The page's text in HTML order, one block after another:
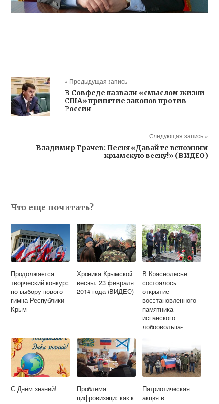
« Предыдущая запись
В Совфеде назвали «смыслом жизни
США» принятие законов против
России
Следующая запись »
Владимир Грачев: Песня «Давайте вспомним
крымскую весну!» (ВИДЕО)
Что еще почитать?
Продолжается
творческий конкурс
по выбору нового
гимна Республики
Крым
Хроника Крымской
весны. 23 февраля
2014 года (ВИДЕО)
В Краснолесье
состоялось
открытие
восстановленного
памятника
испанского
добровольца-
погибшего в Крыму
в годы Великой
Отечественной
войны
С Днём знаний!
Проблема
цифровизаци: как к
Патриотическая
акция в